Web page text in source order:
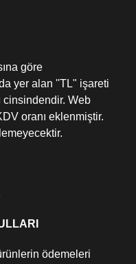
göre
yer alan ''TL" işareti
cinsindendir. Web
oranı eklenmiştir.
ödemeleri